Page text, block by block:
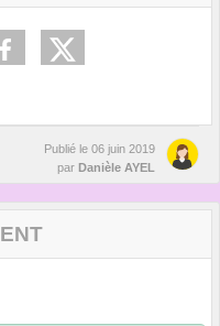
Publié le 06 juin 2019
par Danièle AYEL